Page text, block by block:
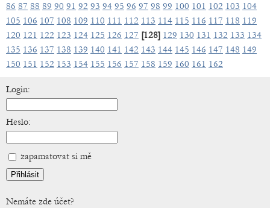
86 87 88 89 90 91 92 93 94 95 96 97 98 99 100 101 102 103 104
105 106 107 108 109 110 111 112 113 114 115 116 117 118 119
120 121 122 123 124 125 126 127 [128] 129 130 131 132 133 134
135 136 137 138 139 140 141 142 143 144 145 146 147 148 149
150 151 152 153 154 155 156 157 158 159 160 161 162
Login:
Heslo:
zapamatovat si mě
Nemáte zde účet?